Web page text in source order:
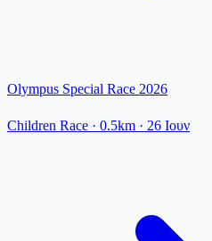
Olympus Special Race 2026
Children Race · 0.5km · 26 Ιουν